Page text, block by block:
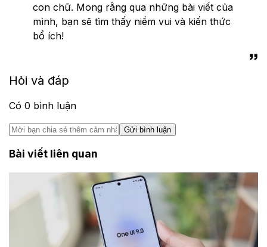
con chữ. Mong rằng qua những bài viết của
mình, bạn sẽ tìm thấy niềm vui và kiến thức
bổ ích!
Hỏi và đáp
Có 0 bình luận
Gửi bình luận
Bài viết liên quan